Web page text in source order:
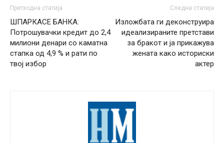
Претходна статија
ШПАРКАСЕ БАНКА:
Потрошувачки кредит до 2,4
милиони денари со каматна
стапка од 4,9 % и рати по
твој избор
Следна статија
Изложбата ги деконструира
идеализираните претстави
за бракот и ја прикажува
жената како историски
актер